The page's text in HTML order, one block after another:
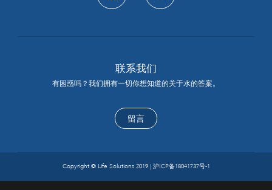
联系我们
有困惑吗？我们拥有一切你想知道的关于水的答案。
留言
Copyright © Life Solutions 2019 | 沪ICP备18041737号-1